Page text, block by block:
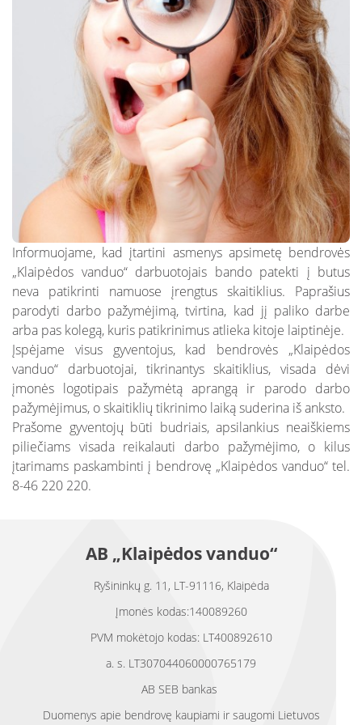
schemos
Papildomai teikiamos paslaugos
gyventojams
Nuotekų išvežimas
Skundų nagrinėjimas neteismine tvarka
Prašymai pakloti tinklus iki sklypo ribos
Nuotolinė apskaita
Papildomai teikiamos paslaugos verslui
DUK: Skolos
DUK: Nuotolinė apskaita
DUK: Apsaugos zonos
Informuojame, kad įtartini asmenys apsimetę bendrovės
„Klaipėdos vanduo“ darbuotojais bando patekti į butus
neva patikrinti namuose įrengtus skaitiklius. Paprašius
parodyti darbo pažymėjimą, tvirtina, kad jį paliko darbe
arba pas kolegą, kuris patikrinimus atlieka kitoje laiptinėje.
Įspėjame visus gyventojus, kad bendrovės „Klaipėdos
vanduo“ darbuotojai, tikrinantys skaitiklius, visada dėvi
įmonės logotipais pažymėtą aprangą ir parodo darbo
pažymėjimus, o skaitiklių tikrinimo laiką suderina iš anksto.
Prašome gyventojų būti budriais, apsilankius neaiškiems
piliečiams visada reikalauti darbo pažymėjimo, o kilus
įtarimams paskambinti į bendrovę „Klaipėdos vanduo“ tel.
8-46 220 220.
AB „Klaipėdos vanduo“
Ryšininkų g. 11, LT-91116, Klaipėda
Įmonės kodas:140089260
PVM mokėtojo kodas: LT400892610
a. s. LT307044060000765179
AB SEB bankas
Duomenys apie bendrovę kaupiami ir saugomi Lietuvos